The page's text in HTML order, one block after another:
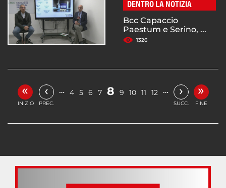
DENTRO LA NOTIZIA
Bcc Capaccio
Paestum e Serino, ...
1326
«
INIZIO
‹
PREC.
… 4 5 6 7 8 9 10 11 12 … ›
SUCC.
»
FINE